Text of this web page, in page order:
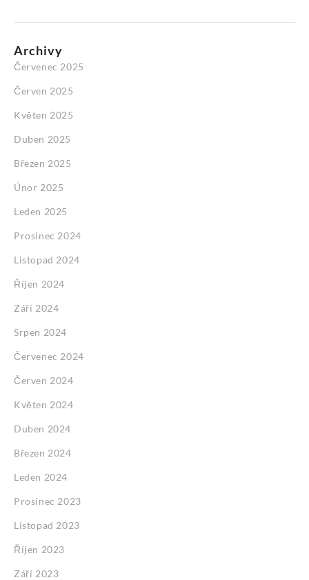
Archivy
Červenec 2025
Červen 2025
Květen 2025
Duben 2025
Březen 2025
Únor 2025
Leden 2025
Prosinec 2024
Listopad 2024
Říjen 2024
Září 2024
Srpen 2024
Červenec 2024
Červen 2024
Květen 2024
Duben 2024
Březen 2024
Leden 2024
Prosinec 2023
Listopad 2023
Říjen 2023
Září 2023